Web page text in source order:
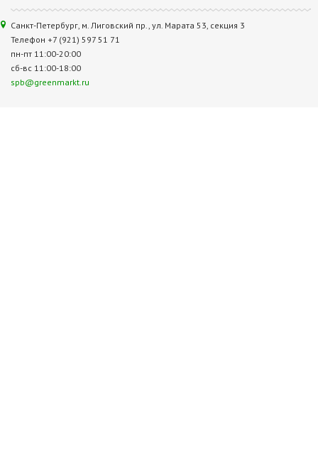
Санкт-Петербург, м. Лиговский пр., ул. Марата 53, секция 3
Телефон +7 (921) 597 51 71
пн-пт 11:00-20:00
сб-вс 11:00-18:00
spb@greenmarkt.ru